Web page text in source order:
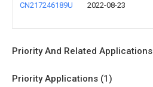
CN217246189U 2022-08-23
Priority And Related Applications
Priority Applications (1)